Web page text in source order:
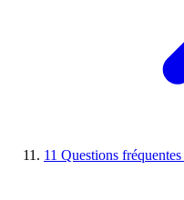
11 Questions fréquentes